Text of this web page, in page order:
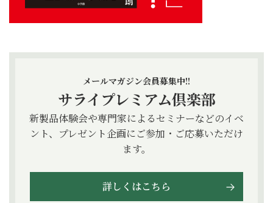
メールマガジン会員募集中!!
サライプレミアム倶楽部
新製品体験会や専門家によるセミナーなどのイベ
ント、プレゼント企画にご参加・ご応募いただけ
ます。
詳しくはこちら